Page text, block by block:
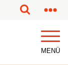
MENÜ